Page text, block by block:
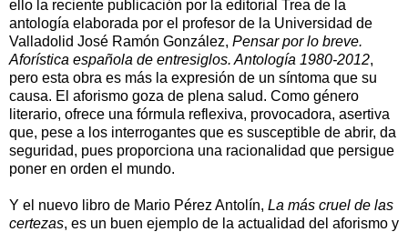
ello la reciente publicación por la editorial Trea de la
antología elaborada por el profesor de la Universidad de
Valladolid José Ramón González, Pensar por lo breve.
Aforística española de entresiglos. Antología 1980-2012,
pero esta obra es más la expresión de un síntoma que su
causa. El aforismo goza de plena salud. Como género
literario, ofrece una fórmula reflexiva, provocadora, asertiva
que, pese a los interrogantes que es susceptible de abrir, da
seguridad, pues proporciona una racionalidad que persigue
poner en orden el mundo.
Y el nuevo libro de Mario Pérez Antolín, La más cruel de las
certezas, es un buen ejemplo de la actualidad del aforismo y